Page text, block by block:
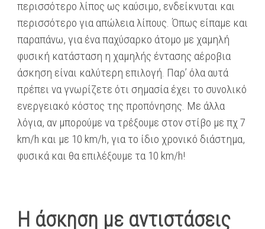
περισσότερο λίπος ως καύσιμο, ενδείκνυται και
περισσότερο για απώλεια λίπους. Όπως είπαμε και
παραπάνω, για ένα παχύσαρκο άτομο με χαμηλή
φυσική κατάσταση η χαμηλής έντασης αέροβια
άσκηση είναι καλύτερη επιλογή. Παρ’ όλα αυτά
πρέπει να γνωρίζετε ότι σημασία έχει το συνολικό
ενεργειακό κόστος της προπόνησης. Με άλλα
λόγια, αν μπορούμε να τρέξουμε στον στίβο με πχ 7
km/h και με 10 km/h, για το ίδιο χρονικό διάστημα,
φυσικά και θα επιλέξουμε τα 10 km/h!
Η άσκηση με αντιστάσεις